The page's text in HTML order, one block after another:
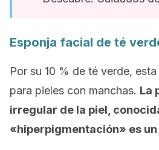
Esponja facial de té
Por su 10 % de té verde,
para pieles con manchas. La
irregular de la piel,
«hiperpigmentación» es